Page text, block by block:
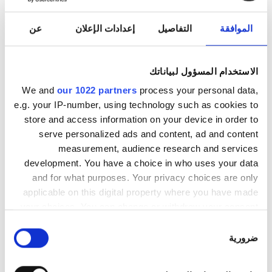
الموافقة التفاصيل إعدادات الإعلان عن
الاستخدام المسؤول لبياناتك
We and our 1022 partners process your personal data,
e.g. your IP-number, using technology such as cookies to
store and access information on your device in order to
serve personalized ads and content, ad and content
measurement, audience research and services
development. You have a choice in who uses your data
and for what purposes. Your privacy choices are only
applicable on this digital property where you have made
the Privacy trigger icon.
الموافقة
ضرورية
الأحد مُغلقة
Dr Ersoy Ertunç